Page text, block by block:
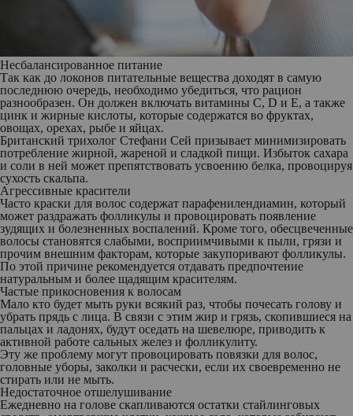
Несбалансированное питание
Так как до локонов питательные вещества доходят в самую
последнюю очередь, необходимо убедиться, что рацион
разнообразен. Он должен включать витамины С, D и Е, а также
цинк и жирные кислоты, которые содержатся во фруктах,
овощах, орехах, рыбе и яйцах.
Британский трихолог Стефани Сей призывает минимизировать
потребление жирной, жареной и сладкой пищи. Избыток сахара
и соли в ней может препятствовать усвоению белка, провоцируя
сухость скальпа.
Агрессивные красители
Часто краски для волос содержат парафенилендиамин, который
может раздражать фолликулы и провоцировать появление
зудящих и болезненных воспалений. Кроме того, обесцвеченные
волосы становятся слабыми, восприимчивыми к пыли, грязи и
прочим внешним факторам, которые закупоривают фолликулы.
По этой причине рекомендуется отдавать предпочтение
натуральным и более щадящим красителям.
Частые прикосновения к волосам
Мало кто будет мыть руки всякий раз, чтобы почесать голову и
убрать прядь с лица. В связи с этим жир и грязь, скопившиеся на
пальцах и ладонях, будут оседать на шевелюре, приводить к
активной работе сальных желез и фолликулиту.
Эту же проблему могут провоцировать повязки для волос,
головные уборы, заколки и расчески, если их своевременно не
стирать или не мыть.
Недостаточное отшелушивание
Ежедневно на голове скапливаются остатки стайлинговых